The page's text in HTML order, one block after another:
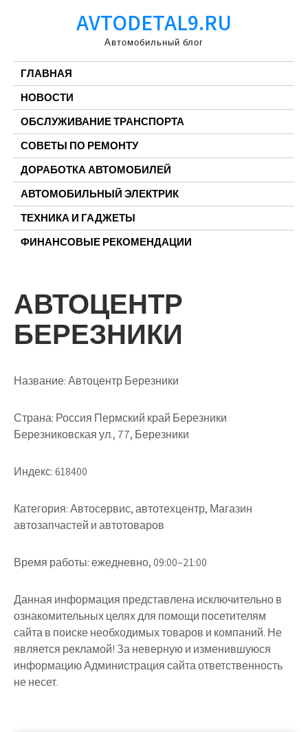
AVTODETAL9.RU
Автомобильный блог
ГЛАВНАЯ
НОВОСТИ
ОБСЛУЖИВАНИЕ ТРАНСПОРТА
СОВЕТЫ ПО РЕМОНТУ
ДОРАБОТКА АВТОМОБИЛЕЙ
АВТОМОБИЛЬНЫЙ ЭЛЕКТРИК
ТЕХНИКА И ГАДЖЕТЫ
ФИНАНСОВЫЕ РЕКОМЕНДАЦИИ
АВТОЦЕНТР
БЕРЕЗНИКИ
Название:Автоцентр Березники
Страна: Россия Пермский край Березники
Березниковская ул., 77, Березники
Индекс:618400
Категория:Автосервис, автотехцентр, Магазин
автозапчастей и автотоваров
Время работы:ежедневно, 09:00–21:00
Данная информация представлена исключительно в
ознакомительных целях для помощи посетителям
сайта в поиске необходимых товаров и компаний. Не
является рекламой! За неверную и изменившуюся
информацию Администрация сайта ответственность
не несет.